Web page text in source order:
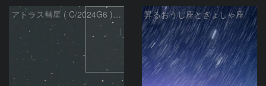
アトラス彗星 ( C/2024G6 )：2026/07/09 昇るおうし座とぎょしゃ座